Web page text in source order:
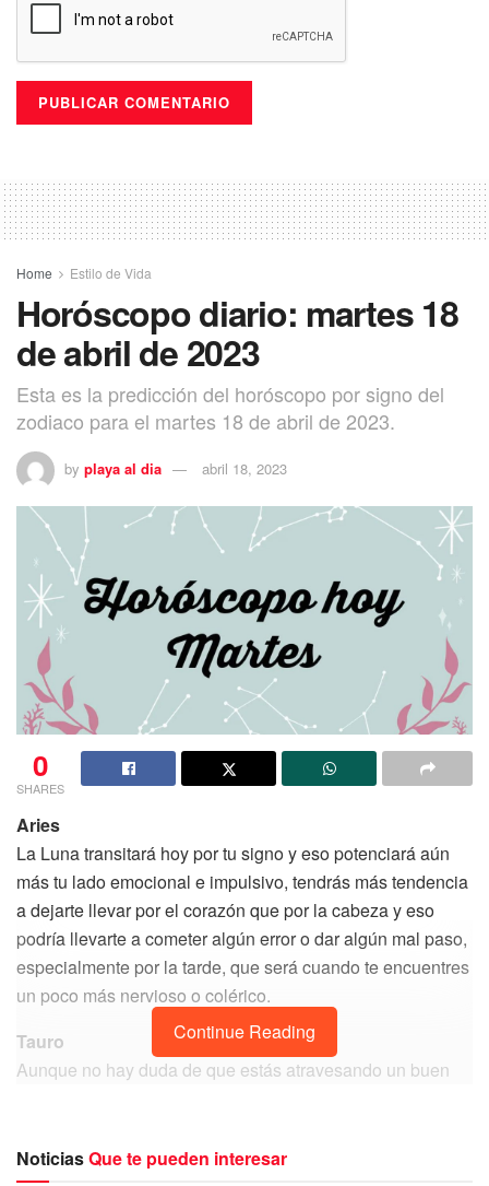
Home Estilo de Vida
Horóscopo diario: martes 18
de abril de 2023
Esta es la predicción del horóscopo por signo del
zodiaco para el martes 18 de abril de 2023.
by playa al dia abril 18, 2023
0
SHARES
Aries
La Luna transitará hoy por tu signo y eso potenciará aún
más tu lado emocional e impulsivo, tendrás más tendencia
a dejarte llevar por el corazón que por la cabeza y eso
podría llevarte a cometer algún error o dar algún mal paso,
especialmente por la tarde, que será cuando te encuentres
un poco más nervioso o colérico.
Tauro
Aunque no hay duda de que estás atravesando un buen
buena para ti y de manera inconsciente te podría llevar a
Continue Reading
NoticiasQue te pueden interesar